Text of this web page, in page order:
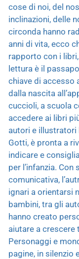
cose di noi, del
inclinazioni, delle
circonda hanno
anni di vita, ecco
rapporto con i
lettura è il
chiave di accesso
dalla nascita
cuccioli, a scuola
accedere ai libri
autori e illustratori
Gotti, è pronta a
indicare e
per l’infanzia.
comunicativa,
ignari a orientarsi
bambini, tra gli
hanno creato
aiutare a crescere
Personaggi e
pagine, in silenzio